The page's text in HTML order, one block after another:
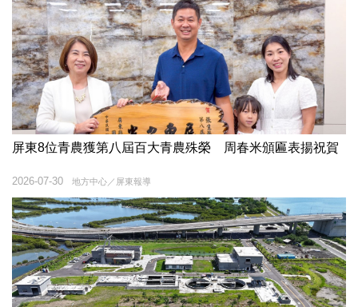
屏東8位青農獲第八屆百大青農殊榮 周春米頒匾表揚祝賀
地方中心／屏東報導
2026-07-30